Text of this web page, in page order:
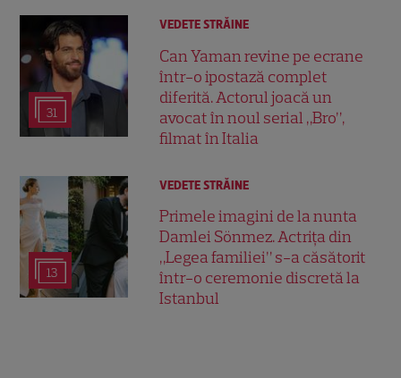
31
VEDETE STRĂINE
Can Yaman revine pe ecrane
într-o ipostază complet
diferită. Actorul joacă un
avocat în noul serial „Bro”,
filmat în Italia
13
VEDETE STRĂINE
Primele imagini de la nunta
Damlei Sönmez. Actrița din
„Legea familiei” s-a căsătorit
într-o ceremonie discretă la
Istanbul